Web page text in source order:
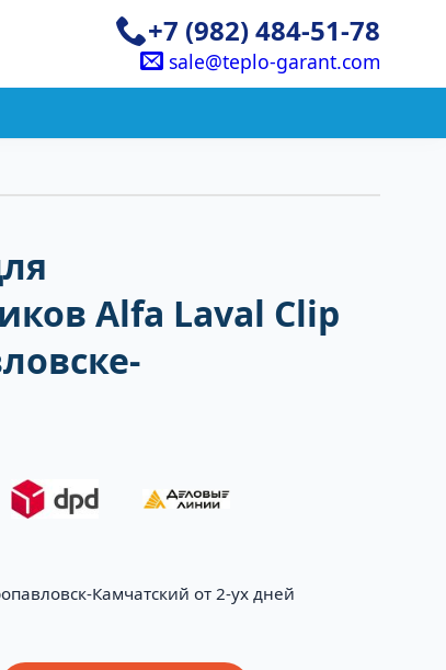
+7 (982) 484-51-78
sale@teplo-garant.com
Alfa Laval Clip
Камчатский от 2-ух дней